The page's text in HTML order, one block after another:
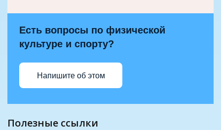
Есть вопросы по физической
культуре и спорту?
Напишите об этом
полезные ссылки